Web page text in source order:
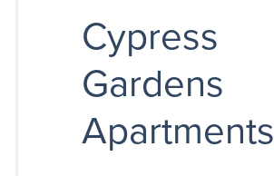
Cypress
Gardens
Apartments